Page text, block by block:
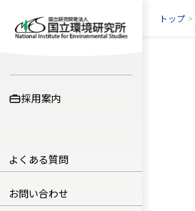
採用案内
よくある質問
お問い合わせ
トップ >